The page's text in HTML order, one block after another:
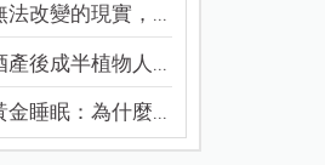
法改變的現實，...
後成半植物人...
金睡眠：為什麼...